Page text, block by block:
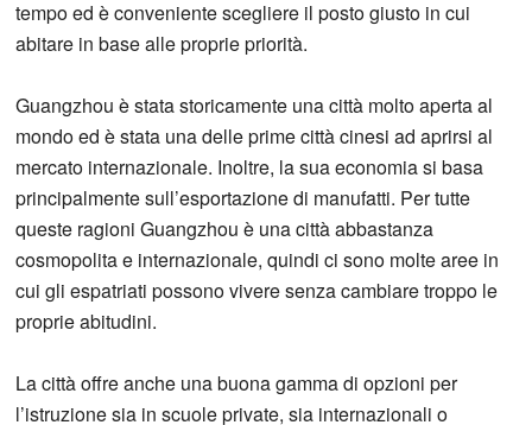
tempo ed è conveniente scegliere il posto giusto in cui
abitare in base alle proprie priorità.
Guangzhou è stata storicamente una città molto aperta al
mondo ed è stata una delle prime città cinesi ad aprirsi al
mercato internazionale. Inoltre, la sua economia si basa
principalmente sull’esportazione di manufatti. Per tutte
queste ragioni Guangzhou è una città abbastanza
cosmopolita e internazionale, quindi ci sono molte aree in
cui gli espatriati possono vivere senza cambiare troppo le
proprie abitudini.
La città offre anche una buona gamma di opzioni per
l’istruzione sia in scuole private, sia internazionali o